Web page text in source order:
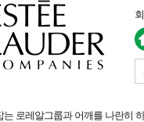
로레알그룹과 어깨를 나란히